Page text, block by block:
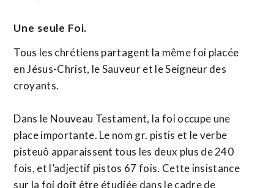
Une seule Foi.
Tous les chrétiens partagent la même foi placée
en Jésus-Christ, le Sauveur et le Seigneur des
croyants.
Dans le Nouveau Testament, la foi occupe une
place importante. Le nom gr. pistis et le verbe
pisteuô apparaissent tous les deux plus de 240
fois, et l’adjectif pistos 67 fois. Cette insistance
sur la foi doit être étudiée dans le cadre de